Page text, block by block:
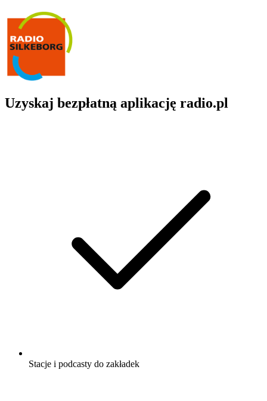
Uzyskaj bezpłatną aplikację radio.pl
Stacje i podcasty do zakładek